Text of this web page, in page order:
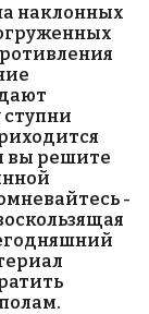
наклонных
вы решите
-